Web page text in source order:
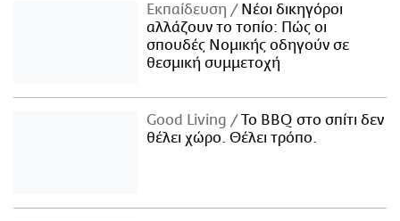
Εκπαίδευση
Νέοι δικηγόροι
αλλάζουν το τοπίο: Πώς οι
σπουδές Νομικής οδηγούν σε
θεσμική συμμετοχή
Good Living
Το BBQ στο σπίτι δεν
θέλει χώρο. Θέλει τρόπο.